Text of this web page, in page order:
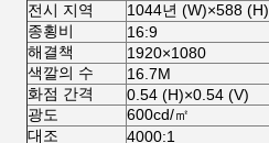
전시 지역
1044년 (W)×588 (H)
종횡비
16:9
해결책
1920×1080
색깔의 수
16.7M
화점 간격
0.54 (H)×0.54 (V)
광도
600cd/㎡
대조
4000:1